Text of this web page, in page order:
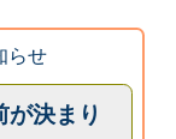
らせ
が決まり